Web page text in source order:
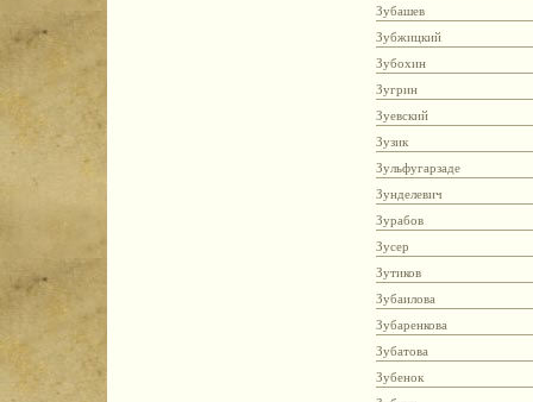
Зубашев
Зубжицкий
Зубохин
Зугрин
Зуевский
Зузик
Зульфугарзаде
Зунделевич
Зурабов
Зусер
Зутиков
Зубаилова
Зубаренкова
Зубатова
Зубенок